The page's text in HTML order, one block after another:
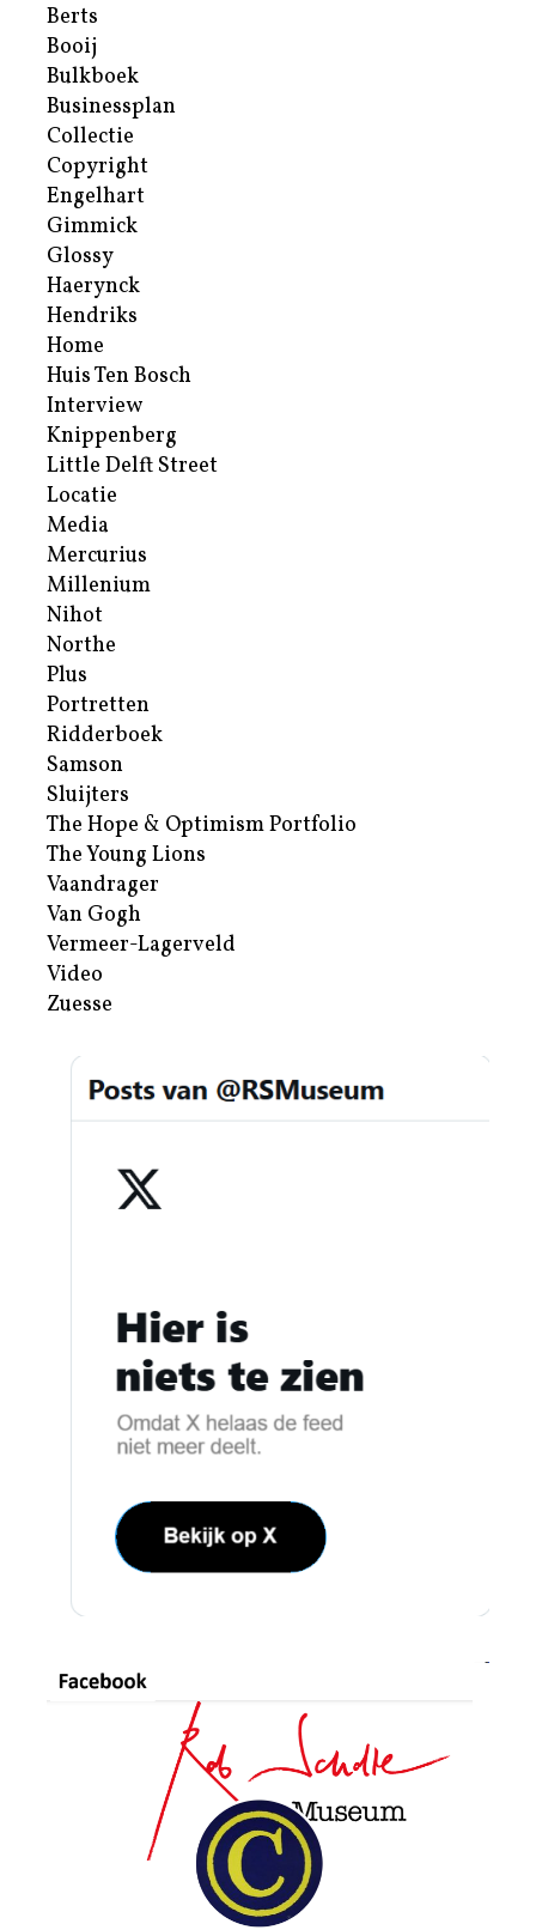
Berts
Booij
Bulkboek
Businessplan
Collectie
Copyright
Engelhart
Gimmick
Glossy
Haerynck
Hendriks
Home
Huis Ten Bosch
Interview
Knippenberg
Little Delft Street
Locatie
Media
Mercurius
Millenium
Nihot
Northe
Plus
Portretten
Ridderboek
Samson
Sluijters
The Hope & Optimism Portfolio
The Young Lions
Vaandrager
Van Gogh
Vermeer-Lagerveld
Video
Zuesse